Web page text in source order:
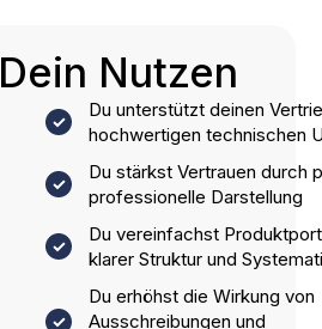
Dein Nutzen
Du unterstützt deinen
hochwertigen technischen
Du stärkst Vertrauen durch
professionelle Darstellung
Du vereinfachst
klarer Struktur und
Du erhöhst die Wirkung von
Ausschreibungen und